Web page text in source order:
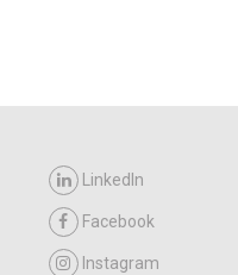
LinkedIn
Facebook
Instagram